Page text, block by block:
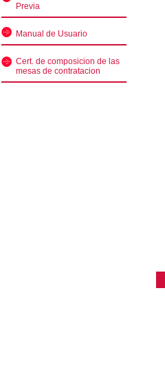
Previa
Manual de Usuario
Cert. de composicion de las
mesas de contratacion